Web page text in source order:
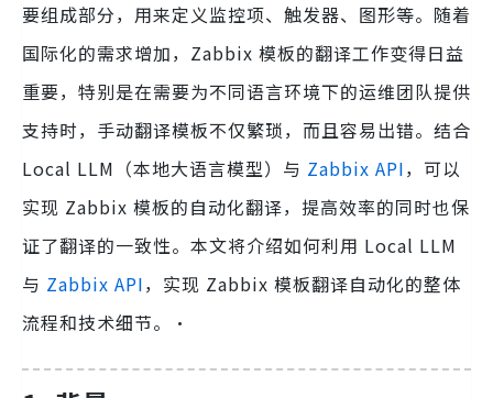
要组成部分，用来定义监控项、触发器、图形等。随着
国际化的需求增加，Zabbix 模板的翻译工作变得日益
重要，特别是在需要为不同语言环境下的运维团队提供
支持时，手动翻译模板不仅繁琐，而且容易出错。结合
Local LLM（本地大语言模型）与 Zabbix API，可以
实现 Zabbix 模板的自动化翻译，提高效率的同时也保
证了翻译的一致性。本文将介绍如何利用 Local LLM
与 Zabbix API，实现 Zabbix 模板翻译自动化的整体
流程和技术细节。·